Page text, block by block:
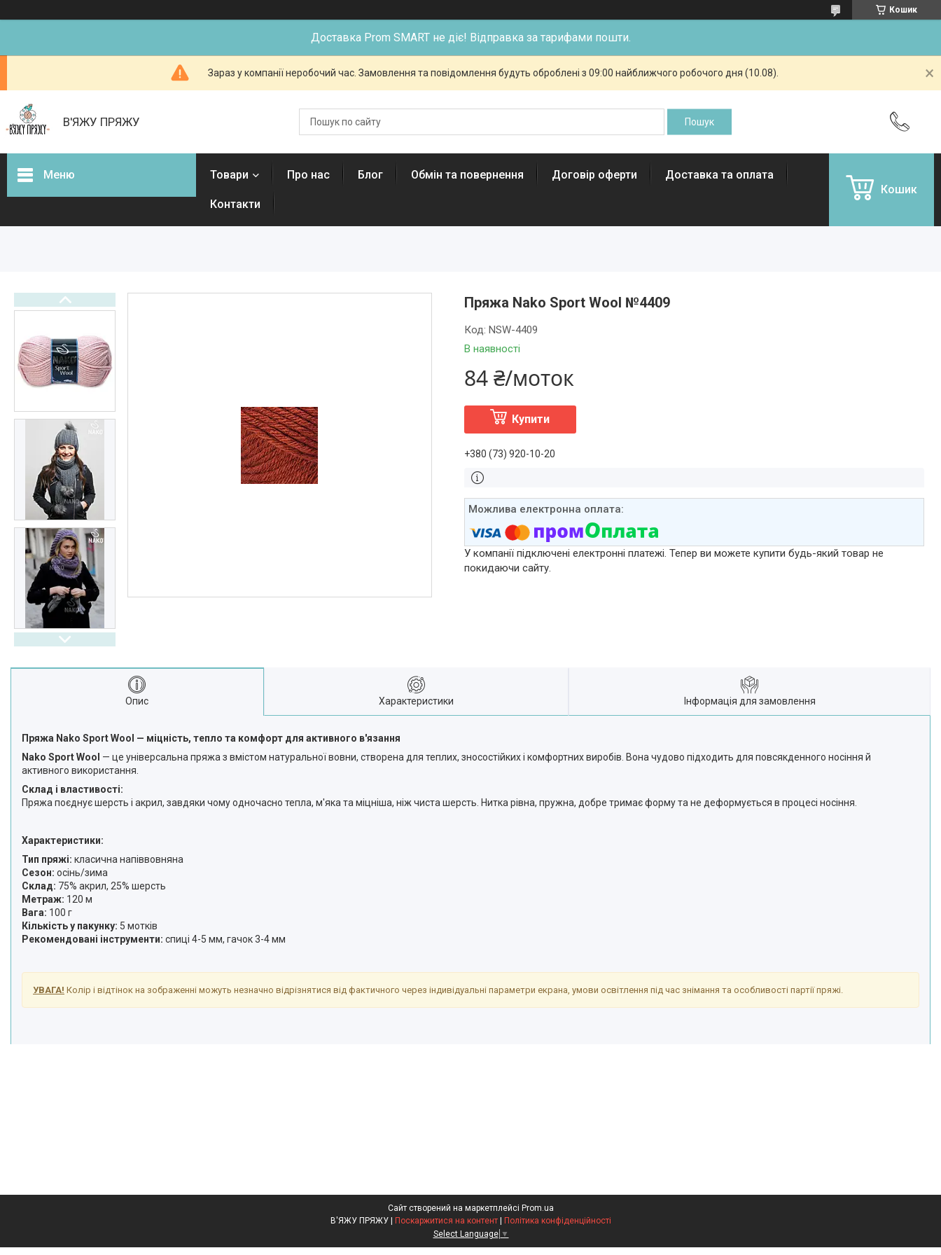
Кошик
Доставка Prom SMART не діє! Відправка за тарифами пошти.
Зараз у компанії неробочий час. Замовлення та повідомлення будуть оброблені з 09:00 найближчого робочого дня (10.08).
В'ЯЖУ ПРЯЖУ
Меню Товари Про нас Блог Обмін та повернення Договір оферти Доставка та оплата
Контакти
Кошик
Пряжа Nako Sport Wool №4409
В наявності
Код: NSW-4409
84 ₴/моток
Купити
+380 (73) 920-10-20
У компанії підключені електронні платежі. Тепер ви можете купити будь-який товар не
покидаючи сайту.
Опис Характеристики Інформація для замовлення
Пряжа Nako Sport Wool — міцність, тепло та комфорт для активного в'язання
Nako Sport Wool — це універсальна пряжа з вмістом натуральної вовни, створена для теплих, зносостійких і комфортних виробів. Вона чудово підходить для повсякденного носіння й
активного використання.
Склад і властивості:
Пряжа поєднує шерсть і акрил, завдяки чому одночасно тепла, м'яка та міцніша, ніж чиста шерсть. Нитка рівна, пружна, добре тримає форму та не деформується в процесі носіння.
Характеристики:
Тип пряжі: класична напіввовняна
Сезон: осінь/зима
Склад: 75% акрил, 25% шерсть
Метраж: 120 м
Вага: 100 г
Кількість у пакунку: 5 мотків
Рекомендовані інструменти: спиці 4-5 мм, гачок 3-4 мм
УВАГА! Колір і відтінок на зображенні можуть незначно відрізнятися від фактичного через індивідуальні параметри екрана, умови освітлення під час знімання та особливості партії пряжі.
Сайт створений на маркетплейсі Prom.ua
Поскаржитися на контент
Політика конфіденційності
Select Language ▼